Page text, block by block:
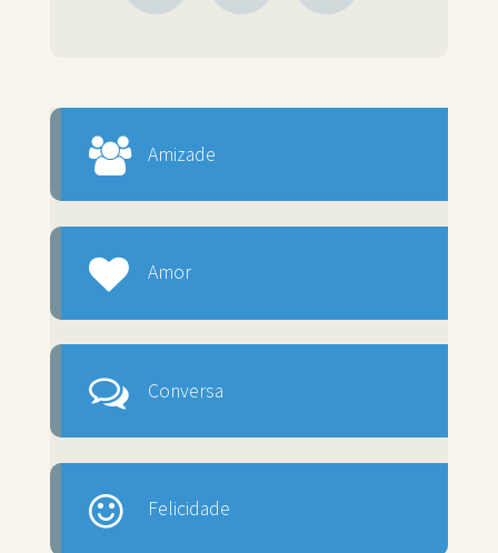
Amizade
Amor
Conversa
Felicidade